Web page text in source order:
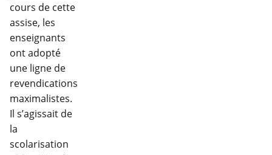
cours de cette
assise, les
enseignants
ont adopté
une ligne de
revendications
maximalistes.
Il s’agissait de
la
scolarisation